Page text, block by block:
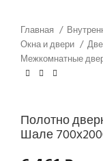
Главная
Окна и двери
Межкомнатные
Полотно
Шале